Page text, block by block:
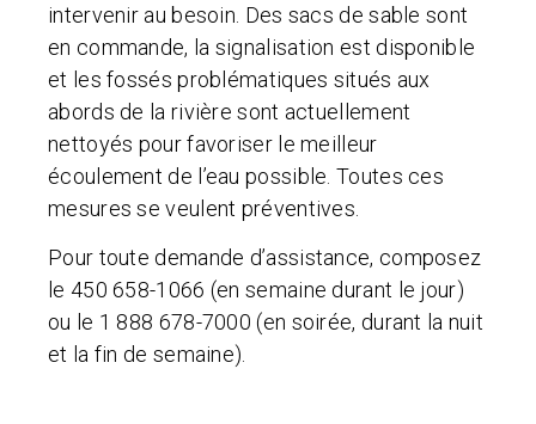
intervenir au besoin. Des sacs de sable sont
en commande, la signalisation est disponible
et les fossés problématiques situés aux
abords de la rivière sont actuellement
nettoyés pour favoriser le meilleur
écoulement de l’eau possible. Toutes ces
mesures se veulent préventives.
Pour toute demande d’assistance, composez
le 450 658-1066 (en semaine durant le jour)
ou le 1 888 678-7000 (en soirée, durant la nuit
et la fin de semaine).